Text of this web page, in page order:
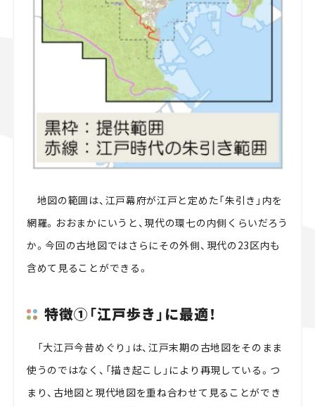
地図の範囲は、江戸幕府が江戸と定めた「朱引き」内を
網羅。おおまかにいうと、現代の環七の内側くらいだろう
か。今回の古地図ではさらにその外側、現代の23区内も
含めて見ることができる。
特徴①「江戸歩き」に最適！
「大江戸今昔めぐり」は、江戸末期の古地図をそのまま
使うのではなく、「描き起こし」により再現している。つ
まり、古地図と現代地図を重ね合わせて見ることができ